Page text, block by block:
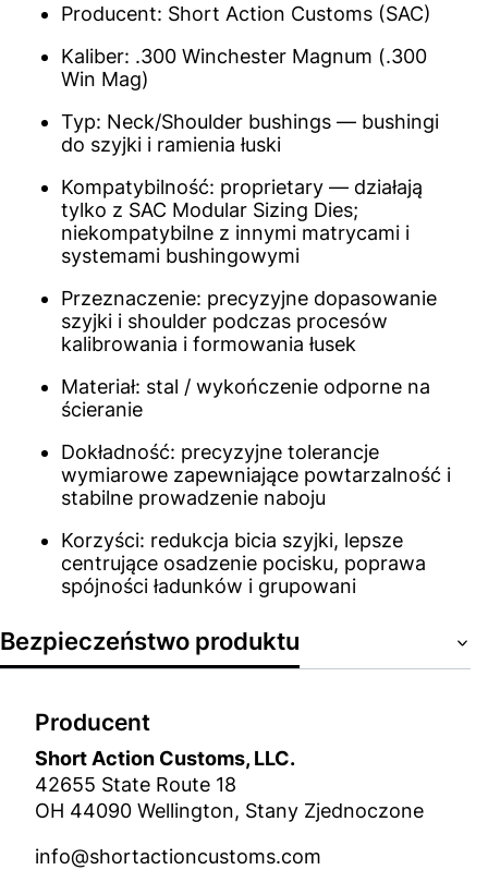
Producent: Short Action Customs (SAC)
Kaliber: .300 Winchester Magnum (.300
Win Mag)
Typ: Neck/Shoulder bushings — bushingi
do szyjki i ramienia łuski
Kompatybilność: proprietary — działają
tylko z SAC Modular Sizing Dies;
niekompatybilne z innymi matrycami i
systemami bushingowymi
Przeznaczenie: precyzyjne dopasowanie
szyjki i shoulder podczas procesów
kalibrowania i formowania łusek
Materiał: stal / wykończenie odporne na
ścieranie
Dokładność: precyzyjne tolerancje
wymiarowe zapewniające powtarzalność i
stabilne prowadzenie naboju
Korzyści: redukcja bicia szyjki, lepsze
centrujące osadzenie pocisku, poprawa
spójności ładunków i grupowani
Bezpieczeństwo produktu
Producent
Short Action Customs, LLC.
42655 State Route 18
OH 44090 Wellington, Stany Zjednoczone
info@shortactioncustoms.com